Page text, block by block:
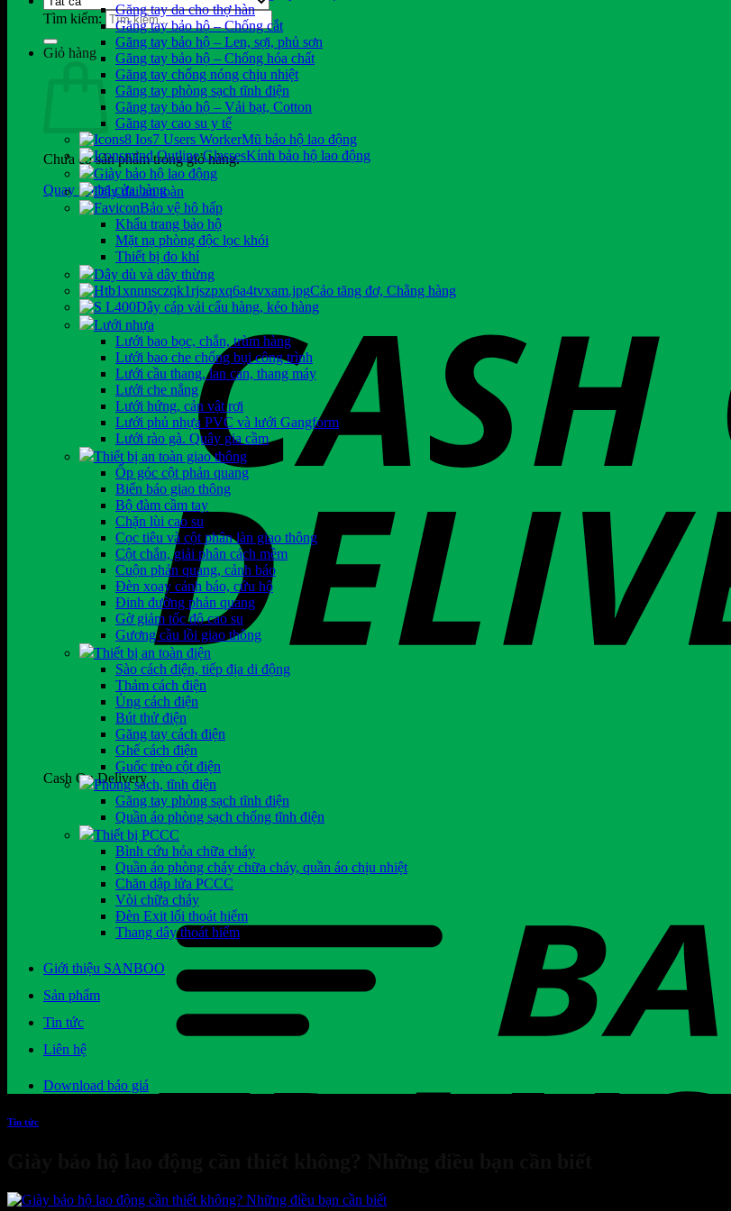
Tìm kiếm:
Giỏ hàng
Chưa có sản phẩm trong giỏ hàng.
Quay trở lại cửa hàng
Cash On Delivery
Găng tay da cho thợ hàn
Găng tay bảo hộ – Chống cắt
Găng tay bảo hộ – Len, sợi, phủ sơn
Găng tay bảo hộ – Chống hóa chất
Găng tay chống nóng chịu nhiệt
Găng tay phòng sạch tĩnh điện
Găng tay bảo hộ – Vải bạt, Cotton
Găng tay cao su y tế
Mũ bảo hộ lao động
Kính bảo hộ lao động
Giày bảo hộ lao động
Dây đai an toàn
Bảo vệ hô hấp
Khẩu trang bảo hộ
Mặt nạ phòng độc lọc khói
Thiết bị đo khí
Dây dù và dây thừng
Cảo tăng đơ, Chằng hàng
Dây cáp vải cẩu hàng, kéo hàng
Lưới nhựa
Lưới bao bọc, chắn, trùm hàng
Lưới bao che chống bụi công trình
Lưới cầu thang, lan can, thang máy
Lưới che nắng
Lưới hứng, cản vật rơi
Lưới phủ nhựa PVC và lưới Gangform
Lưới rào gà. Quây gia cầm
Thiết bị an toàn giao thông
Ốp góc cột phản quang
Biển báo giao thông
Bộ đàm cầm tay
Chặn lùi cao su
Cọc tiêu và cột phân làn giao thông
Cột chắn, giải phân cách mềm
Cuộn phản quang, cảnh báo
Đèn xoay cảnh báo, cứu hộ
Đinh đường phản quang
Gờ giảm tốc độ cao su
Gương cầu lồi giao thông
Thiết bị an toàn điện
Sào cách điện, tiếp địa di động
Thảm cách điện
Ủng cách điện
Bút thử điện
Găng tay cách điện
Ghế cách điện
Guốc trèo cột điện
Phòng sạch, tĩnh điện
Găng tay phòng sạch tĩnh điện
Quần áo phòng sạch chống tĩnh điện
Thiết bị PCCC
Bình cứu hỏa chữa cháy
Quần áo phòng cháy chữa cháy, quần áo chịu nhiệt
Chăn dập lửa PCCC
Vòi chữa cháy
Đèn Exit lối thoát hiểm
Thang dây thoát hiểm
Giới thiệu SANBOO
Sản phẩm
Tin tức
Liên hệ
Download báo giá
Tin tức